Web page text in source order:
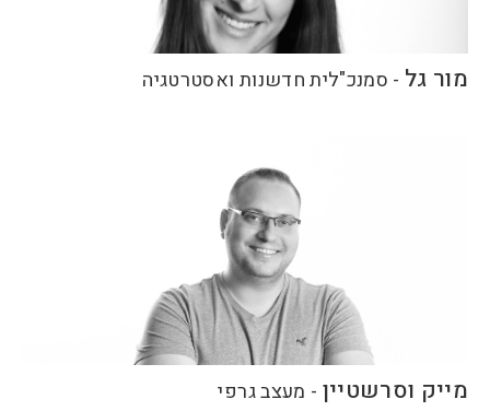
מור גל - סמנכ"לית חדשנות ואסטרטגיה
מייק וסרשטיין - מעצב גרפי